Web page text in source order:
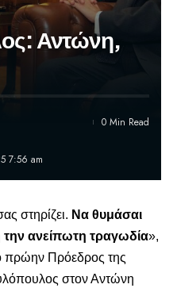
Αντώνη,
7:56 am
0 Min Read
στηρίζει. Να θυμάσαι
την ανείπωτη τραγωδία»,
πρώην Πρόεδρος της
στον Αντώνη